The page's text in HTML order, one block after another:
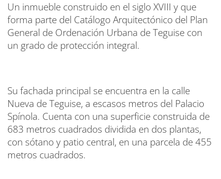
Un inmueble construido en el siglo XVIII y que
forma parte del Catálogo Arquitectónico del Plan
General de Ordenación Urbana de Teguise con
un grado de protección integral.
Su fachada principal se encuentra en la calle
Nueva de Teguise, a escasos metros del Palacio
Spínola. Cuenta con una superficie construida de
683 metros cuadrados dividida en dos plantas,
con sótano y patio central, en una parcela de 455
metros cuadrados.